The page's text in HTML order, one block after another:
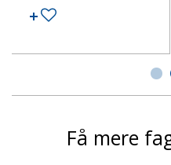
Tilføj til ønskeseddel
Få mere